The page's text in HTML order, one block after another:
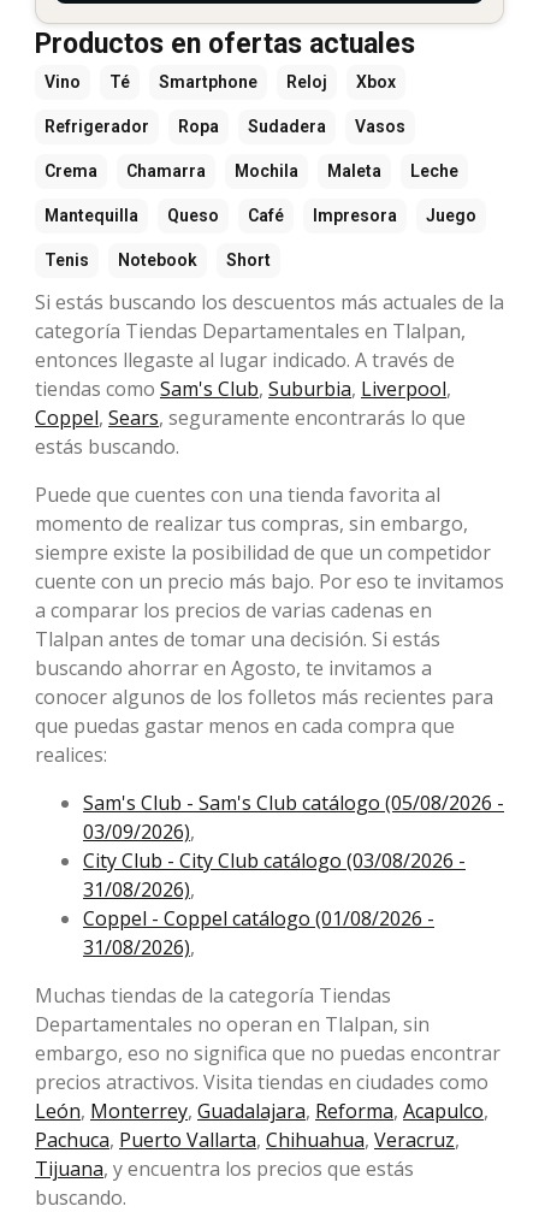
Productos en ofertas actuales
Vino Té Smartphone Reloj Xbox
Refrigerador Ropa Sudadera Vasos
Crema Chamarra Mochila Maleta Leche
Mantequilla Queso Café Impresora Juego
Tenis Notebook Short
Si estás buscando los descuentos más actuales de la
categoría Tiendas Departamentales en Tlalpan,
entonces llegaste al lugar indicado. A través de
tiendas como Sam's Club, Suburbia, Liverpool,
Coppel, Sears, seguramente encontrarás lo que
estás buscando.
Puede que cuentes con una tienda favorita al
momento de realizar tus compras, sin embargo,
siempre existe la posibilidad de que un competidor
cuente con un precio más bajo. Por eso te invitamos
a comparar los precios de varias cadenas en
Tlalpan antes de tomar una decisión. Si estás
buscando ahorrar en Agosto, te invitamos a
conocer algunos de los folletos más recientes para
que puedas gastar menos en cada compra que
realices:
Sam's Club - Sam's Club catálogo (05/08/2026 -
03/09/2026),
City Club - City Club catálogo (03/08/2026 -
31/08/2026),
Coppel - Coppel catálogo (01/08/2026 -
31/08/2026),
Muchas tiendas de la categoría Tiendas
Departamentales no operan en Tlalpan, sin
embargo, eso no significa que no puedas encontrar
precios atractivos. Visita tiendas en ciudades como
León, Monterrey, Guadalajara, Reforma, Acapulco,
Pachuca, Puerto Vallarta, Chihuahua, Veracruz,
Tijuana, y encuentra los precios que estás
buscando.